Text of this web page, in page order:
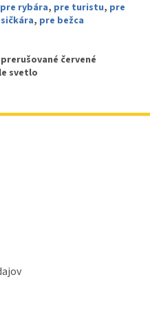
pre rybára, pre turistu, pre
, pre bežca
červené
svetlo